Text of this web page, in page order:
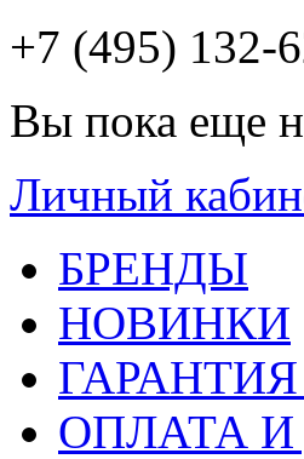
+7 (495) 132-
Вы пока еще
Личный
БРЕНДЫ
НОВИНКИ
ОПЛАТА